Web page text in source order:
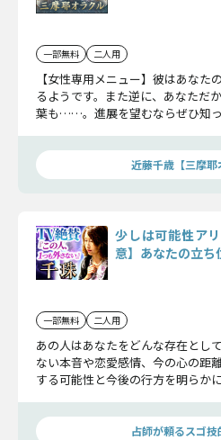
一部無料 二人用
【女性専用メニュー】彼はあなた
るようです。また逆に、あなただ
葉も……。進展を望むならぜひ知っ
近藤千歳【三摩耶
少しは可能性ア
意】あなたの立ち
一部無料 二人用
あの人はあなたをどんな存在とし
ない本音や恋愛感情、今の心の距
する可能性と今後の行方を明らかに
占師が頼るスゴ